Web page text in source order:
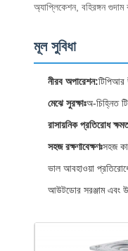
অ্যাপ্লিকেশন, বহিরঙ্গন গুদাম
মূল সুবিধা
নীরব অপারেশন:টিপিআর
মেঝে সুরক্ষাঃঅ-চিহ্নিত
রাসায়নিক প্রতিরোধ
সহজ রক্ষণাবেক্ষণঃসহজ
ভাল আবহাওয়া
আউটডোর সরঞ্জাম এবং